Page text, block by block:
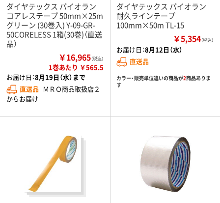
ダイヤテックス パイオラン
コアレステープ 50mm×25m
グリーン (30巻入) Y-09-GR-
50CORELESS 1箱(30巻)（直送
品）
￥16,965（税込）
1巻あたり ￥565.5
お届け日：8月19日（水）まで
直送品 ＭＲＯ商品取扱店２
からお届け
ダイヤテックス パイオラン
耐久ラインテープ
100mm×50m TL-15
￥5,354（税込）
お届け日：8月12日（水）
直送品
カラー・販売単位違いの商品が2商品ありま
す